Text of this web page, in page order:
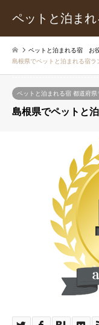
ペットと泊まれ
ペットと泊まれる宿 お
島根県でペットと泊まれる宿ラ
ペットと泊まれる宿 都道府県
島根県でペットと